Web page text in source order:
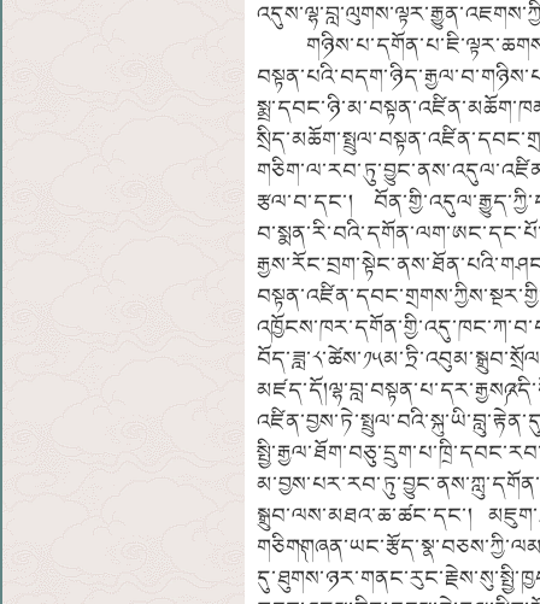
རྩལ་བ་དང་།
སྒྲུབ་ལས་མཐའ་ཆ་ཚང་དང་།